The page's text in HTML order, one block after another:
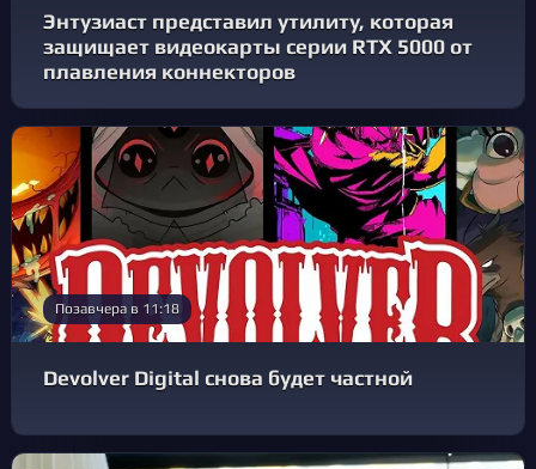
Энтузиаст представил утилиту, которая
защищает видеокарты серии RTX 5000 от
плавления коннекторов
Позавчера в 11:18
Devolver Digital снова будет частной